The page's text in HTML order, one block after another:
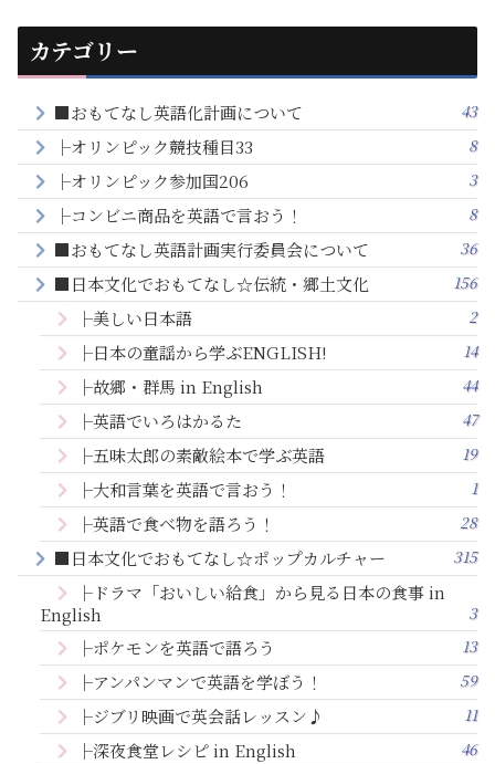
カテゴリー
■おもてなし英語化計画について 43
├オリンピック競技種目33 8
├オリンピック参加国206 3
├コンビニ商品を英語で言おう！ 8
■おもてなし英語計画実行委員会について 36
■日本文化でおもてなし☆伝統・郷土文化 156
├美しい日本語 2
├日本の童謡から学ぶENGLISH! 14
├故郷・群馬 in English 44
├英語でいろはかるた 47
├五味太郎の素敵絵本で学ぶ英語 19
├大和言葉を英語で言おう！ 1
├英語で食べ物を語ろう！ 28
■日本文化でおもてなし☆ポップカルチャー 315
├ドラマ「おいしい給食」から見る日本の食事 in
English
3
├ポケモンを英語で語ろう 13
├アンパンマンで英語を学ぼう！ 59
├ジブリ映画で英会話レッスン♪ 11
├深夜食堂レシピ in English 46